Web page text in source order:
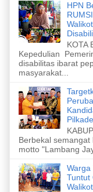
HPN
KOTA
Kepedulian
disabilitas ibarat
masyarakat...
Berbekal
motto "Lambang
Warga
Tuntut